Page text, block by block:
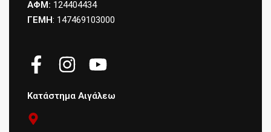
ΑΦΜ: 124404434
ΓΕΜΗ: 147469103000
Κατάστημα Αιγάλεω